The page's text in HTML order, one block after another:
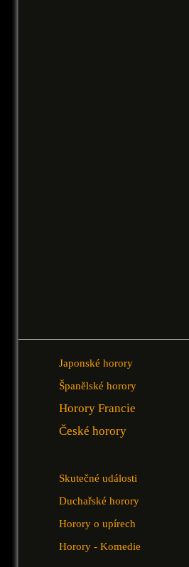
Japonské horory
Španělské horory
Horory Francie
České horory
Skutečné události
Duchařské horory
Horory o upírech
Horory - Komedie